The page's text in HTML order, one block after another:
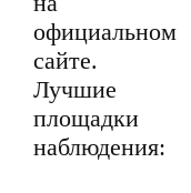
официальном
сайте.
Лучшие
площадки
наблюдения: